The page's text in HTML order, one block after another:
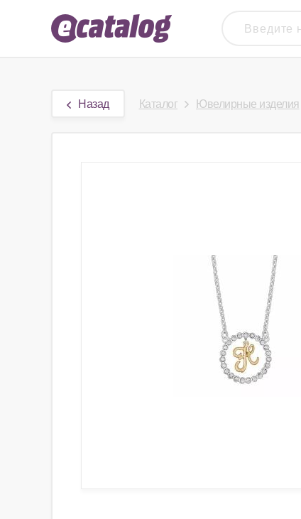
Назад Каталог Ювелирные изделия